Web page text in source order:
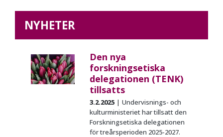
NYHETER
Den nya
forskningsetiska
delegationen (TENK)
tillsatts
3.2.2025
Undervisnings- och
kulturministeriet har tillsatt den
Forskningsetiska delegationen
för treårsperioden 2025-2027.